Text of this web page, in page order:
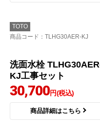
円(税込)
商品詳細はこちら
INAX
商品コード：RLF-402-KJ